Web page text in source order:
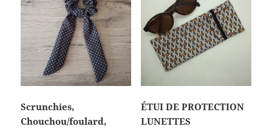
Scrunchies,
Chouchou/foulard,
ÉTUI DE PROTECTION
LUNETTES